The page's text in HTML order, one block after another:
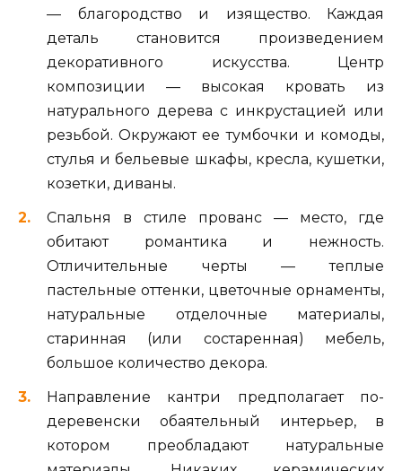
— благородство и изящество. Каждая
деталь становится произведением
декоративного искусства. Центр
композиции — высокая кровать из
натурального дерева с инкрустацией или
резьбой. Окружают ее тумбочки и комоды,
стулья и бельевые шкафы, кресла, кушетки,
козетки, диваны.
Спальня в стиле прованс — место, где
обитают романтика и нежность.
Отличительные черты — теплые
пастельные оттенки, цветочные орнаменты,
натуральные отделочные материалы,
старинная (или состаренная) мебель,
большое количество декора.
Направление кантри предполагает по-
деревенски обаятельный интерьер, в
котором преобладают натуральные